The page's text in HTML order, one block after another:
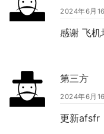
2024年6月
感谢 飞机
第三方
2024年6月
更新afsfr